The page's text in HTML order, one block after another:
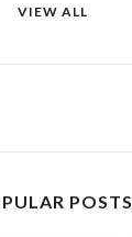
VIEW ALL
POSTS